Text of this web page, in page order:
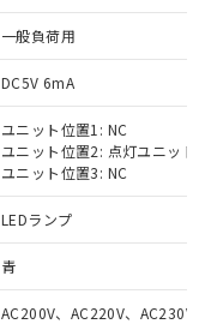
一般負荷用
DC5V 6mA
ユニット位置1: NC
ユニット位置2: 点灯ユニット
ユニット位置3: NC
LEDランプ
青
AC200V、AC220V、AC230V